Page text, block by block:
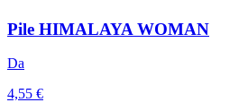
Pile HIMALAYA WOMAN
Da
4,55 €